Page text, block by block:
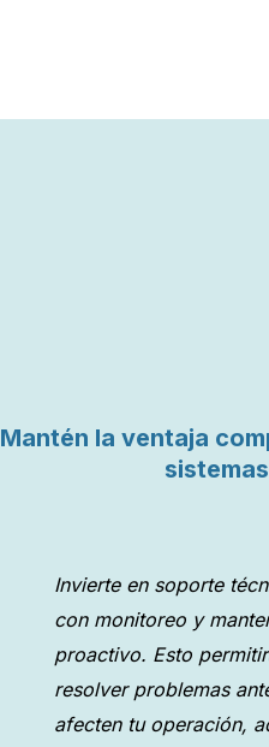
Mantén la ventaja
sistemas
Invierte en soporte
con monitoreo y
proactivo. Esto
resolver problemas
afecten tu operación,